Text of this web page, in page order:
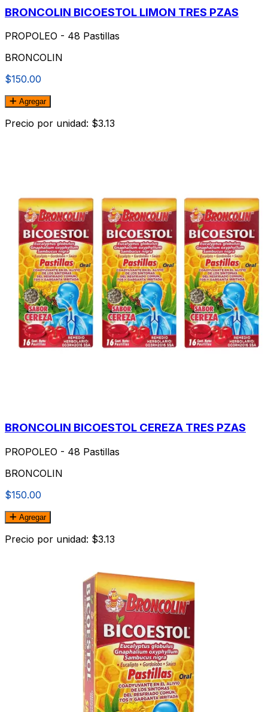
BRONCOLIN BICOESTOL LIMON TRES PZAS
PROPOLEO - 48 Pastillas
BRONCOLIN
$150.00
Agregar
Precio por unidad: $3.13
BRONCOLIN BICOESTOL CEREZA TRES PZAS
PROPOLEO - 48 Pastillas
BRONCOLIN
$150.00
Agregar
Precio por unidad: $3.13